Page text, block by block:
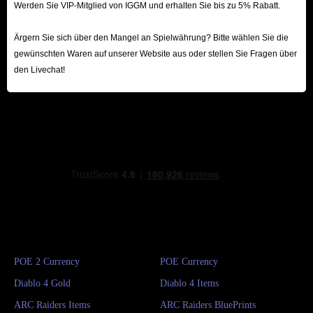
Werden Sie VIP-Mitglied von IGGM und erhalten Sie bis zu 5% Rabatt.
Ärgern Sie sich über den Mangel an Spielwährung? Bitte wählen Sie die
gewünschten Waren auf unserer Website aus oder stellen Sie Fragen über
den Livechat!
POE 2 Currency POE Currency
Diablo 4 Gold Diablo 4 Items
ARC Raiders Items ARC Raiders BluePrints